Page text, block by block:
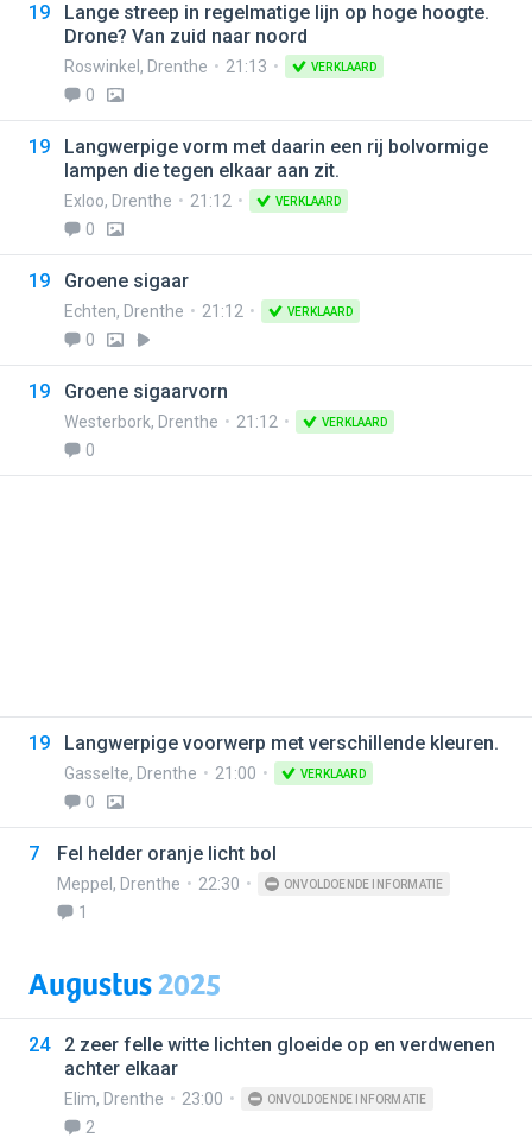
19
Lange streep in regelmatige lijn op hoge hoogte.
Drone? Van zuid naar noord
Roswinkel , Drenthe 21:13 VERKLAARD
0
19
Langwerpige vorm met daarin een rij bolvormige
lampen die tegen elkaar aan zit.
Exloo, Drenthe 21:12 VERKLAARD
0
19 Groene sigaar
Echten, Drenthe 21:12 VERKLAARD
0
19 Groene sigaarvorn
Westerbork, Drenthe 21:12 VERKLAARD
0
19 Langwerpige voorwerp met verschillende kleuren.
Gasselte, Drenthe 21:00 VERKLAARD
0
7 Fel helder oranje licht bol
Meppel , Drenthe 22:30 ONVOLDOENDE INFORMATIE
1
Augustus2025
24
2 zeer felle witte lichten gloeide op en verdwenen
achter elkaar
Elim, Drenthe 23:00 ONVOLDOENDE INFORMATIE
2